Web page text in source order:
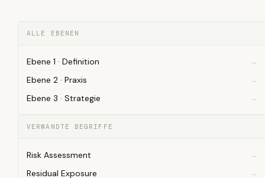
ALLE EBENEN
Ebene 1 · Definition
Ebene 2 · Praxis
Ebene 3 · Strategie
VERWANDTE BEGRIFFE
Risk Assessment
Residual Exposure